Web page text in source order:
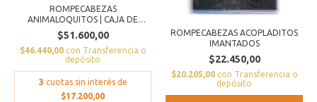
ROMPECABEZAS
ANIMALOQUITOS | CAJA DE
MAD...
$51.600,00
$46.440,00 con Transferencia o
depósito
3 cuotas sin interés de
$17.200,00
ROMPECABEZAS ACOPLADITOS
IMANTADOS
$22.450,00
$20.205,00 con Transferencia o
depósito